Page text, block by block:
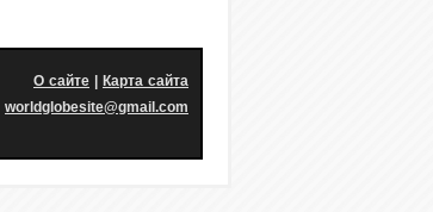
О сайте
Карта сайта
worldglobesite@gmail.com